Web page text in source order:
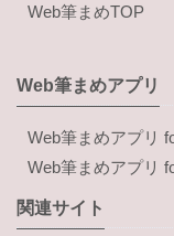
Web筆まめTOP
Web筆まめアプリ
Web筆まめアプリ
Web筆まめアプリ
関連サイト